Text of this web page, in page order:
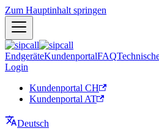
Zum Hauptinhalt springen
EndgeräteKundenportalFAQ
Login
Kundenportal CH
Kundenportal AT
Deutsch